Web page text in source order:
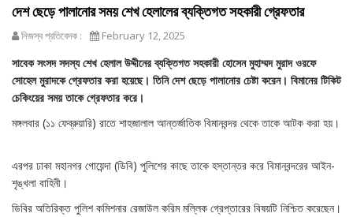
দেশ ছেড়ে পালানোর সময় শেখ হেলালের ব্যক্তিগত সহকারী গ্রেফতার
নিজস্ব প্রতিবেদক : February 12, 2025
সাবেক সংসদ সদস্য শেখ হেলাল উদ্দীনের ব্যক্তিগত সহকারী হোসেন মুহাম্মদ মুরাদ ওরফে
সোহেল মুরাদকে গ্রেফতার করা হয়েছে। তিনি দেশ ছেড়ে পালানোর চেষ্টা করেন। বিমানের টিকিট
চেকিংয়ের সময় তাকে গ্রেফতার করে।
মঙ্গলবার (১১ ফেব্রুয়ারি) রাতে শাহজালাল আন্তর্জাতিক বিমানবন্দর থেকে তাকে আটক করা হয়।
এরপর ঢাকা মহানগর গোয়েন্দা (ডিবি) পুলিশের কাছে তাকে হস্তান্তর করে বিমানবন্দরের আইন-
শৃঙ্খলা বাহিনী।
ডিবির অতিরিক্ত পুলিশ কমিশনার রেজাউল করিম মল্লিক গ্রেপ্তারের বিষয়টি নিশ্চিত করেছেন।